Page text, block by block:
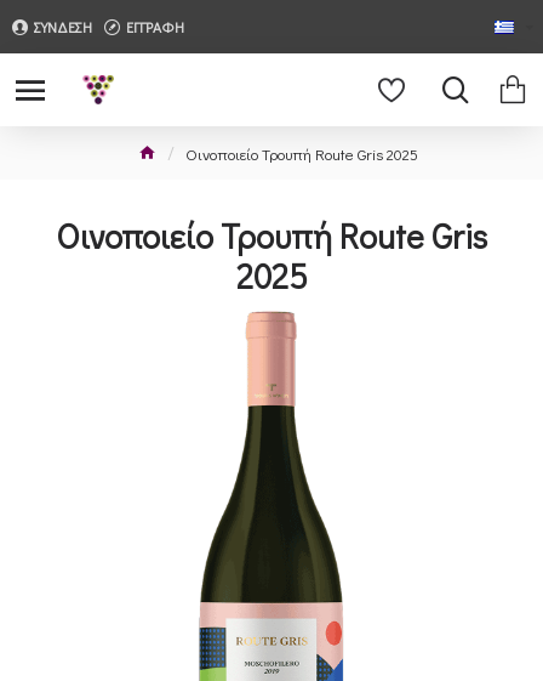
ΣΥΝΔΕΣΗ ΕΓΓΡΑΦΗ
Οινοποιείο Τρουπή Route Gris 2025
Οινοποιείο Τρουπή Route Gris
2025